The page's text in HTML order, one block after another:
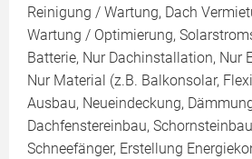
Reinigung / Wartung, Dach
Wartung / Optimierung,
Batterie, Nur Dachinstallation, Nur
Nur Material (z.B. Balkonsolar,
Ausbau, Neueindeckung,
Dachfenstereinbau,
Schneefänger, Erstellung